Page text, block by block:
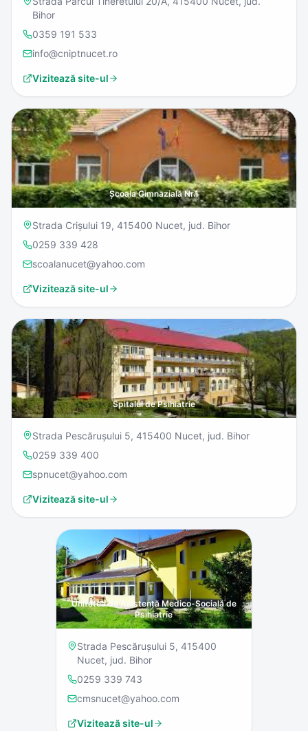
Bihor
0359 191 533
info@cniptnucet.ro
Vizitează site-ul
Școala Gimnazială Nr.1
Strada Crișului 19, 415400 Nucet, jud. Bihor
0259 339 428
scoalanucet@yahoo.com
Vizitează site-ul
Spitalul de Psihiatrie
Strada Pescărușului 5, 415400 Nucet, jud. Bihor
0259 339 400
spnucet@yahoo.com
Vizitează site-ul
Unitatea de Asistență Medico-Socială de
Psihiatrie
Strada Pescărușului 5, 415400
Nucet, jud. Bihor
0259 339 743
cmsnucet@yahoo.com
Vizitează site-ul